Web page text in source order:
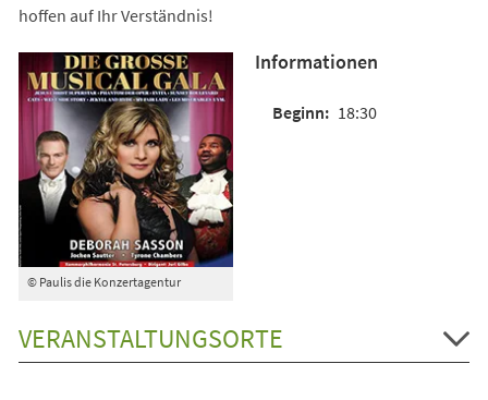
hoffen auf Ihr Verständnis!
© Paulis die Konzertagentur
Informationen
18:30
VERANSTALTUNGSORTE